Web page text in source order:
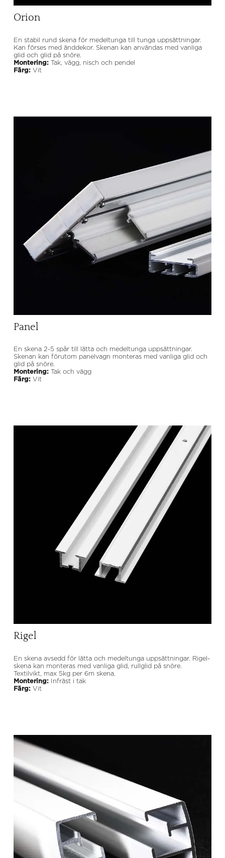
Orion
En stabil rund skena för medeltunga till tunga uppsättningar.
Kan förses med änddekor. Skenan kan användas med vanliga
glid och glid på snöre.
Montering:Tak, vägg, nisch och pendel
Färg:Vit
Panel
En skena 2-5 spår till lätta och medeltunga uppsättningar.
Skenan kan förutom panelvagn monteras med vanliga glid och
glid på snöre.
Montering:Tak och vägg
Färg:Vit
Rigel
En skena avsedd för lätta och medeltunga uppsättningar. Rigel-
skena kan monteras med vanliga glid, rullglid på snöre.
Textilvikt, max 5kg per 6m skena.
Montering:Infräst i tak
Färg:Vit